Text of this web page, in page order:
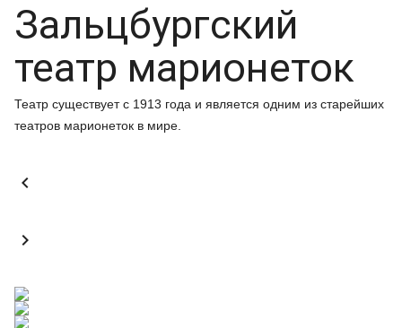
Зальцбургский
театр марионеток
Театр существует с 1913 года и является одним из старейших
театров марионеток в мире.

